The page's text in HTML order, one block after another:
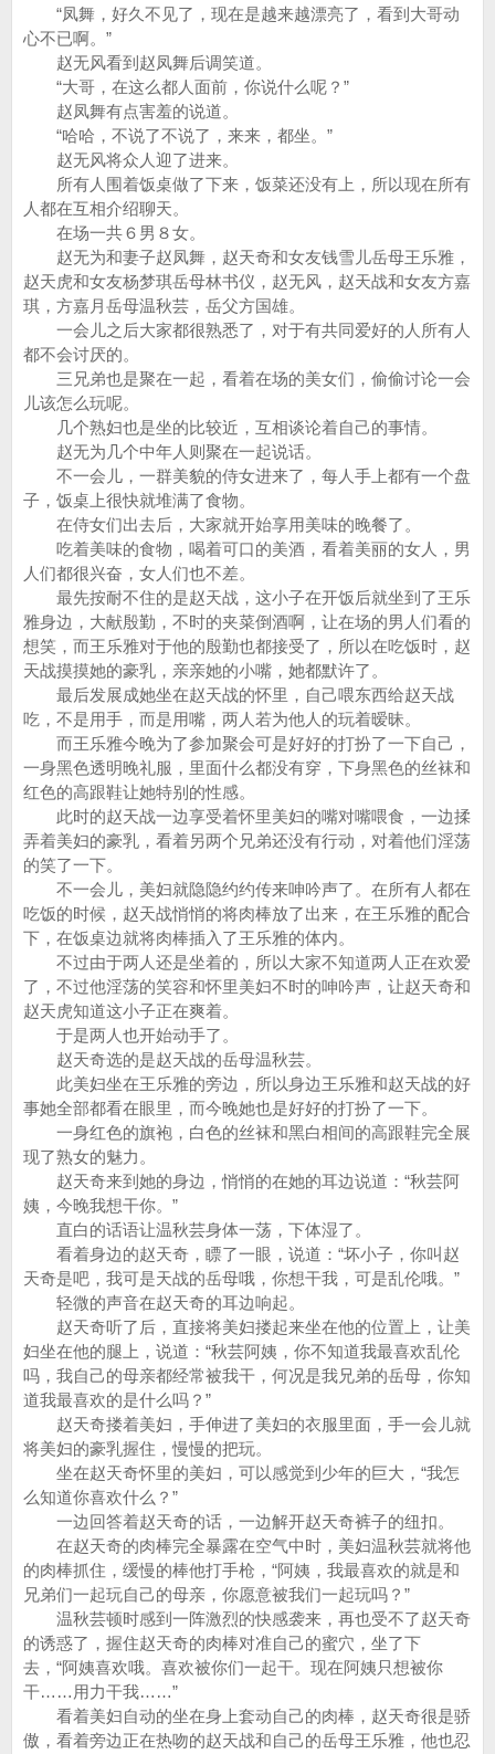
“凤舞，好久不见了，现在是越来越漂亮了，看到大哥动
心不已啊。”
赵无风看到赵凤舞后调笑道。
“大哥，在这么都人面前，你说什么呢？”
赵凤舞有点害羞的说道。
“哈哈，不说了不说了，来来，都坐。”
赵无风将众人迎了进来。
所有人围着饭桌做了下来，饭菜还没有上，所以现在所有
人都在互相介绍聊天。
在场一共６男８女。
赵无为和妻子赵凤舞，赵天奇和女友钱雪儿岳母王乐雅，
赵天虎和女友杨梦琪岳母林书仪，赵无风，赵天战和女友方嘉
琪，方嘉月岳母温秋芸，岳父方国雄。
一会儿之后大家都很熟悉了，对于有共同爱好的人所有人
都不会讨厌的。
三兄弟也是聚在一起，看着在场的美女们，偷偷讨论一会
儿该怎么玩呢。
几个熟妇也是坐的比较近，互相谈论着自己的事情。
赵无为几个中年人则聚在一起说话。
不一会儿，一群美貌的侍女进来了，每人手上都有一个盘
子，饭桌上很快就堆满了食物。
在侍女们出去后，大家就开始享用美味的晚餐了。
吃着美味的食物，喝着可口的美酒，看着美丽的女人，男
人们都很兴奋，女人们也不差。
最先按耐不住的是赵天战，这小子在开饭后就坐到了王乐
雅身边，大献殷勤，不时的夹菜倒酒啊，让在场的男人们看的
想笑，而王乐雅对于他的殷勤也都接受了，所以在吃饭时，赵
天战摸摸她的豪乳，亲亲她的小嘴，她都默许了。
最后发展成她坐在赵天战的怀里，自己喂东西给赵天战
吃，不是用手，而是用嘴，两人若为他人的玩着暧昧。
而王乐雅今晚为了参加聚会可是好好的打扮了一下自己，
一身黑色透明晚礼服，里面什么都没有穿，下身黑色的丝袜和
红色的高跟鞋让她特别的性感。
此时的赵天战一边享受着怀里美妇的嘴对嘴喂食，一边揉
弄着美妇的豪乳，看着另两个兄弟还没有行动，对着他们淫荡
的笑了一下。
不一会儿，美妇就隐隐约约传来呻吟声了。在所有人都在
吃饭的时候，赵天战悄悄的将肉棒放了出来，在王乐雅的配合
下，在饭桌边就将肉棒插入了王乐雅的体内。
不过由于两人还是坐着的，所以大家不知道两人正在欢爱
了，不过他淫荡的笑容和怀里美妇不时的呻吟声，让赵天奇和
赵天虎知道这小子正在爽着。
于是两人也开始动手了。
赵天奇选的是赵天战的岳母温秋芸。
此美妇坐在王乐雅的旁边，所以身边王乐雅和赵天战的好
事她全部都看在眼里，而今晚她也是好好的打扮了一下。
一身红色的旗袍，白色的丝袜和黑白相间的高跟鞋完全展
现了熟女的魅力。
赵天奇来到她的身边，悄悄的在她的耳边说道：“秋芸阿
姨，今晚我想干你。”
直白的话语让温秋芸身体一荡，下体湿了。
看着身边的赵天奇，瞟了一眼，说道：“坏小子，你叫赵
天奇是吧，我可是天战的岳母哦，你想干我，可是乱伦哦。”
轻微的声音在赵天奇的耳边响起。
赵天奇听了后，直接将美妇搂起来坐在他的位置上，让美
妇坐在他的腿上，说道：“秋芸阿姨，你不知道我最喜欢乱伦
吗，我自己的母亲都经常被我干，何况是我兄弟的岳母，你知
道我最喜欢的是什么吗？”
赵天奇搂着美妇，手伸进了美妇的衣服里面，手一会儿就
将美妇的豪乳握住，慢慢的把玩。
坐在赵天奇怀里的美妇，可以感觉到少年的巨大，“我怎
么知道你喜欢什么？”
一边回答着赵天奇的话，一边解开赵天奇裤子的纽扣。
在赵天奇的肉棒完全暴露在空气中时，美妇温秋芸就将他
的肉棒抓住，缓慢的棒他打手枪，“阿姨，我最喜欢的就是和
兄弟们一起玩自己的母亲，你愿意被我们一起玩吗？”
温秋芸顿时感到一阵激烈的快感袭来，再也受不了赵天奇
的诱惑了，握住赵天奇的肉棒对准自己的蜜穴，坐了下
去，“阿姨喜欢哦。喜欢被你们一起干。现在阿姨只想被你
干……用力干我……”
看着美妇自动的坐在身上套动自己的肉棒，赵天奇很是骄
傲，看着旁边正在热吻的赵天战和自己的岳母王乐雅，他也忍